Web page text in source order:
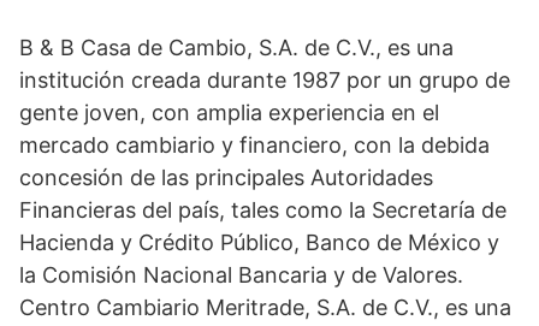
B & B Casa de Cambio, S.A. de C.V., es una
institución creada durante 1987 por un grupo de
gente joven, con amplia experiencia en el
mercado cambiario y financiero, con la debida
concesión de las principales Autoridades
Financieras del país, tales como la Secretaría de
Hacienda y Crédito Público, Banco de México y
la Comisión Nacional Bancaria y de Valores.
Centro Cambiario Meritrade, S.A. de C.V., es una